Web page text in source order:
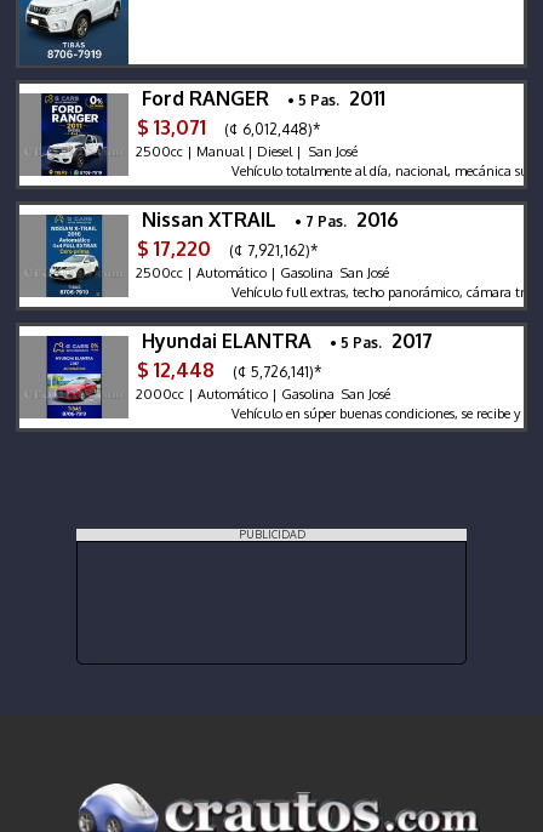
Ford RANGER • 5 Pas. 2011
$ 13,071
(¢ 6,012,448)*
2500cc | Manual | Diesel | San José
Vehículo totalmente al día, nacional, mecánica súper
Nissan XTRAIL • 7 Pas. 2016
$ 17,220
(¢ 7,921,162)*
2500cc | Automático | Gasolina San José
Vehículo full extras, techo panorámico, cámara
Hyundai ELANTRA • 5 Pas. 2017
$ 12,448
(¢ 5,726,141)*
2000cc | Automático | Gasolina San José
Vehículo en súper buenas condiciones, se recibe y
PUBLICIDAD